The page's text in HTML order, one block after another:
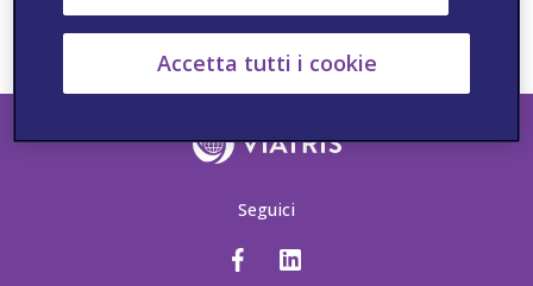
Ricerca Contatto Aiuto
Seguici
Accetta tutti i cookie